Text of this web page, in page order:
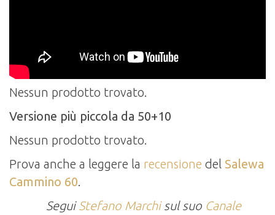
Nessun prodotto trovato.
Versione più piccola da 50+10
Nessun prodotto trovato.
Prova anche a leggere la recensione del Salewa
Cammino 60.
SeguiStefano Marchisul suo Canale